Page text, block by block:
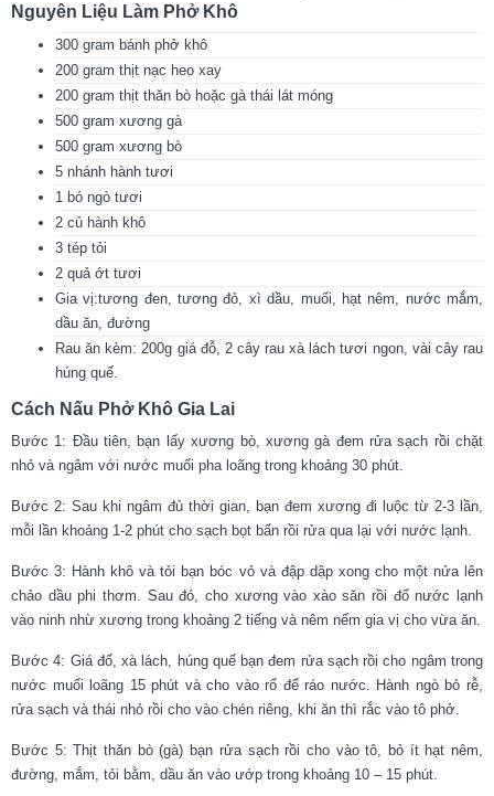
Nguyên Liệu Làm Phở Khô
300 gram bánh phở khô
200 gram thịt nạc heo xay
200 gram thịt thăn bò hoặc gà thái lát móng
500 gram xương gà
500 gram xương bò
5 nhánh hành tươi
1 bó ngò tươi
2 củ hành khô
3 tép tỏi
2 quả ớt tươi
Gia vị:tương đen, tương đỏ, xì dầu, muối, hạt nêm, nước mắm,
dầu ăn, đường
Rau ăn kèm: 200g giá đỗ, 2 cây rau xà lách tươi ngon, vài cây rau
húng quế.
Cách Nấu Phở Khô Gia Lai
Bước 1: Đầu tiên, bạn lấy xương bò, xương gà đem rửa sạch rồi chặt
nhỏ và ngâm với nước muối pha loãng trong khoảng 30 phút.
Bước 2: Sau khi ngâm đủ thời gian, bạn đem xương đi luộc từ 2-3 lần,
mỗi lần khoảng 1-2 phút cho sạch bọt bẩn rồi rửa qua lại với nước lạnh.
Bước 3: Hành khô và tỏi bạn bóc vỏ và đập dập xong cho một nửa lên
chảo dầu phi thơm. Sau đó, cho xương vào xào săn rồi đổ nước lạnh
vào ninh nhừ xương trong khoảng 2 tiếng và nêm nếm gia vị cho vừa ăn.
Bước 4: Giá đổ, xà lách, húng quế bạn đem rửa sạch rồi cho ngâm trong
nước muối loãng 15 phút và cho vào rổ để ráo nước. Hành ngò bỏ rễ,
rửa sạch và thái nhỏ rồi cho vào chén riêng, khi ăn thì rắc vào tô phở.
Bước 5: Thịt thăn bò (gà) bạn rửa sạch rồi cho vào tô, bỏ ít hạt nêm,
đường, mắm, tỏi bằm, dầu ăn vào ướp trong khoảng 10 – 15 phút.